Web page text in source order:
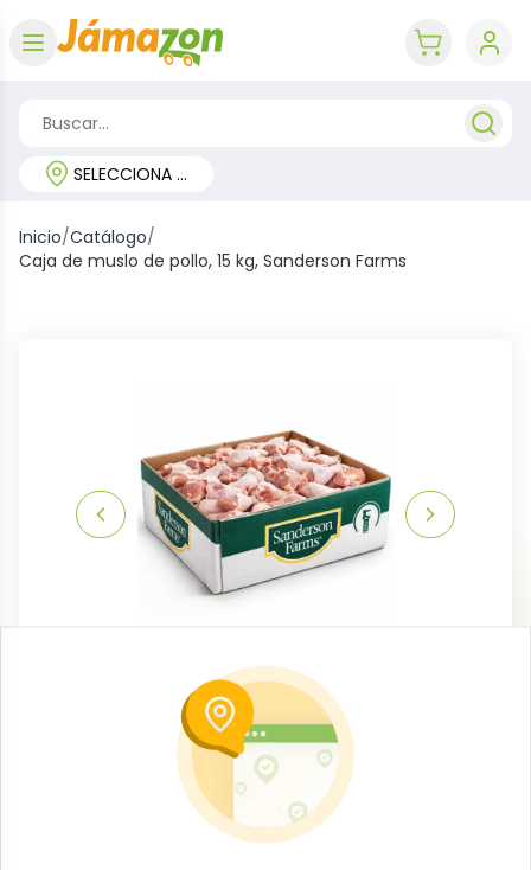
SELECCIONA TU REGIÓN
Inicio/Catálogo/
Caja de muslo de pollo, 15 kg, Sanderson Farms
Caja de muslo de pollo, 15 kg,
Sanderson Farms
SKU:B-JAM-001-1956